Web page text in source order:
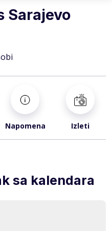
Sarajevo
Napomena Izleti
sa kalendara